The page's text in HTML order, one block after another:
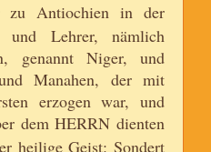
zu Antiochien in der
und Lehrer, nämlich
genannt Niger, und
Manahen, der mit
erzogen war, und
dem HERRN dienten
heilige Geist: Sondert